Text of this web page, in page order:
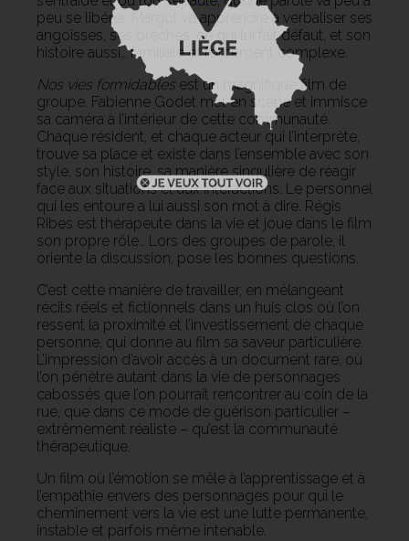
peu se libérer. Margot va apprendre à verbaliser ses
angoisses, ses brèches, ce qui lui fait défaut, et son
histoire aussi… familiale et forcément complexe.
Nos vies formidablesest un magnifique film de
groupe. Fabienne Godet met en scène et immisce
sa caméra à l’intérieur de cette communauté.
Chaque résident, et chaque acteur qui l’interprète,
trouve sa place et existe dans l’ensemble avec son
style, son histoire, sa manière singulière de réagir
face aux situations et aux interactions. Le personnel
qui les entoure a lui aussi son mot à dire. Régis
Ribes est thérapeute dans la vie et joue dans le film
son propre rôle… Lors des groupes de parole, il
oriente la discussion, pose les bonnes questions.
C’est cette manière de travailler, en mélangeant
récits réels et fictionnels dans un huis clos où l’on
ressent la proximité et l’investissement de chaque
personne, qui donne au film sa saveur particulière.
L’impression d’avoir accès à un document rare, où
l’on pénètre autant dans la vie de personnages
cabossés que l’on pourrait rencontrer au coin de la
rue, que dans ce mode de guérison particulier –
extrêmement réaliste – qu’est la communauté
thérapeutique.
Un film où l’émotion se mêle à l’apprentissage et à
l’empathie envers des personnages pour qui le
cheminement vers la vie est une lutte permanente,
instable et parfois même intenable.